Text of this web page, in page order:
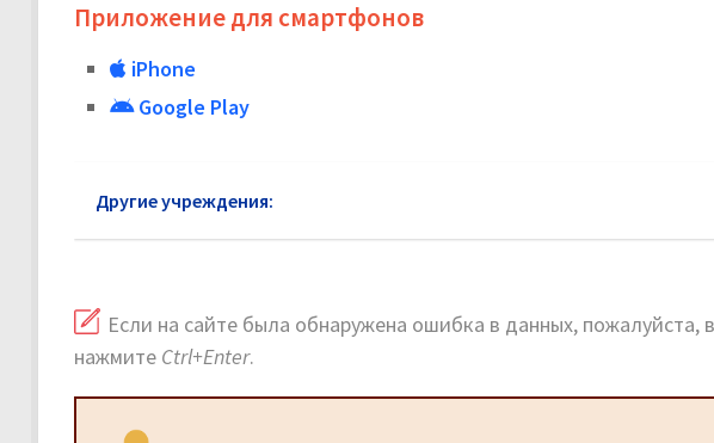
Приложение для смартфонов
iPhone
Google Play
Другие учреждения:
Если на сайте была обнаружена ошибка в данных, пожалуйста,
нажмите Ctrl+Enter.